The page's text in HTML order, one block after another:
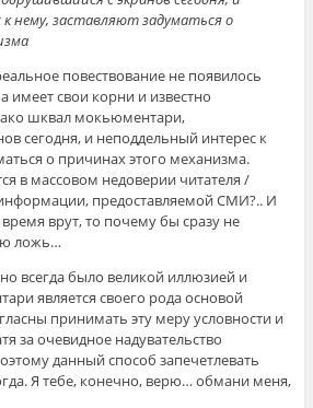
нему, заставляют задуматься о
повествование не появилось
имеет свои корни и известно
шквал мокьюментари,
сегодня, и неподдельный интерес к
о причинах этого механизма.
в массовом недоверии читателя /
предоставляемой СМИ?.. И
время врут, то почему бы сразу не
ложь…
всегда было великой иллюзией и
является своего рода основой
принимать эту меру условности и
за очевидное надувательство
данный способ запечетлевать
Я тебе, конечно, верю… обмани меня,